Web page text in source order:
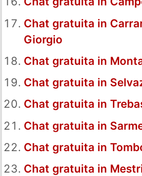
Chat gratuita in
Giorgio
Chat gratuita in
Chat gratuita in
Chat gratuita in
Chat gratuita in
Chat gratuita in
Chat gratuita in